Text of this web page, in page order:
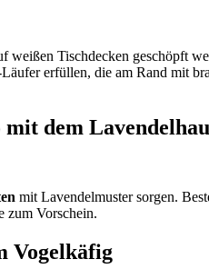
Tischdecken geschöpft
erfüllen, die am Rand mit
dem
mit Lavendelmuster sorgen.
zum Vorschein.
Vogelkäfig